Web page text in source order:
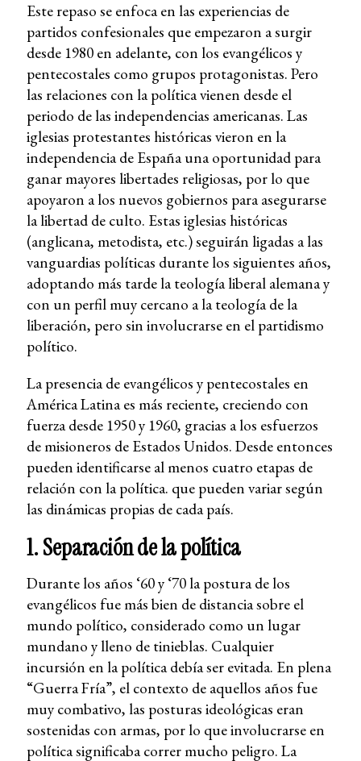
Este repaso se enfoca en las experiencias de
partidos confesionales que empezaron a surgir
desde 1980 en adelante, con los evangélicos y
pentecostales como grupos protagonistas. Pero
las relaciones con la política vienen desde el
periodo de las independencias americanas. Las
iglesias protestantes históricas vieron en la
independencia de España una oportunidad para
ganar mayores libertades religiosas, por lo que
apoyaron a los nuevos gobiernos para asegurarse
la libertad de culto. Estas iglesias históricas
(anglicana, metodista, etc.) seguirán ligadas a las
vanguardias políticas durante los siguientes años,
adoptando más tarde la teología liberal alemana y
con un perfil muy cercano a la teología de la
liberación, pero sin involucrarse en el partidismo
político.
La presencia de evangélicos y pentecostales en
América Latina es más reciente, creciendo con
fuerza desde 1950 y 1960, gracias a los esfuerzos
de misioneros de Estados Unidos. Desde entonces
pueden identificarse al menos cuatro etapas de
relación con la política. que pueden variar según
las dinámicas propias de cada país.
1. Separación de la política
Durante los años ‘60 y ‘70 la postura de los
evangélicos fue más bien de distancia sobre el
mundo político, considerado como un lugar
mundano y lleno de tinieblas. Cualquier
incursión en la política debía ser evitada. En plena
“Guerra Fría”, el contexto de aquellos años fue
muy combativo, las posturas ideológicas eran
sostenidas con armas, por lo que involucrarse en
política significaba correr mucho peligro. La